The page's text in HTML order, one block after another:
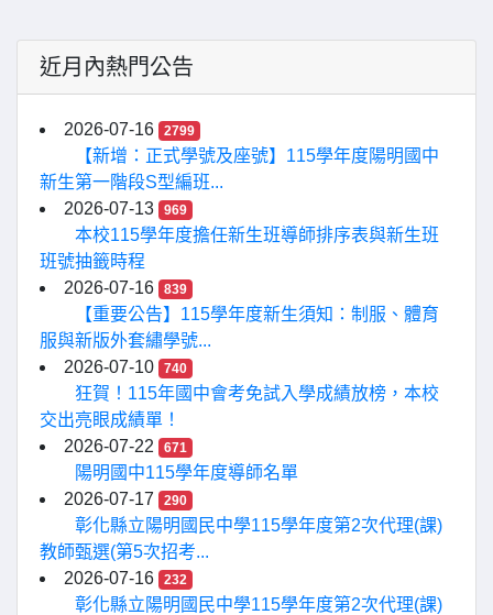
近月內熱門公告
2026-07-16 2799
【新增：正式學號及座號】115學年度陽明國中
新生第一階段S型編班...
2026-07-13
969
本校115學年度擔任新生班導師排序表與新生班
班號抽籤時程
2026-07-16
839
【重要公告】115學年度新生須知：制服、體育
服與新版外套繡學號...
2026-07-10
740
狂賀！115年國中會考免試入學成績放榜，本校
交出亮眼成績單！
2026-07-22
671
陽明國中115學年度導師名單
2026-07-17
290
彰化縣立陽明國民中學115學年度第2次代理(課)
教師甄選(第5次招考...
2026-07-16
232
彰化縣立陽明國民中學115學年度第2次代理(課)